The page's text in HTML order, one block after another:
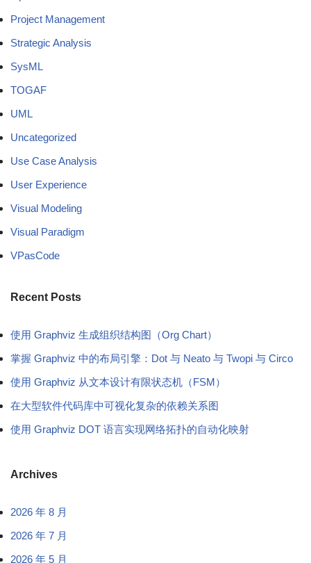
Project Management
Strategic Analysis
SysML
TOGAF
UML
Uncategorized
Use Case Analysis
User Experience
Visual Modeling
Visual Paradigm
VPasCode
Recent Posts
使用 Graphviz 生成组织结构图（Org Chart）
掌握 Graphviz 中的布局引擎：Dot 与 Neato 与 Twopi 与 Circo
使用 Graphviz 从文本设计有限状态机（FSM）
在大型软件代码库中可视化复杂的依赖关系图
使用 Graphviz DOT 语言实现网络拓扑的自动化映射
Archives
2026 年 8 月
2026 年 7 月
2026 年 5 月